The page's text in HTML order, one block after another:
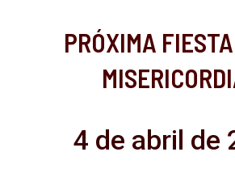
PRÓXIMA
4 de abril de